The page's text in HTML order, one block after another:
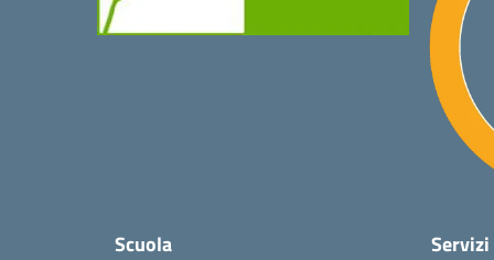
Scuola Servizi